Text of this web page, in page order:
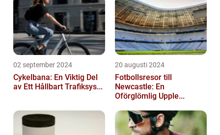
02 september 2024
Cykelbana: En Viktig Del
av Ett Hållbart Trafiksys...
20 augusti 2024
Fotbollsresor till
Newcastle: En
Oförglömlig Upple...